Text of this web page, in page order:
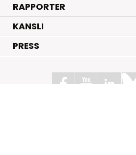
RAPPORTER
KANSLI
PRESS